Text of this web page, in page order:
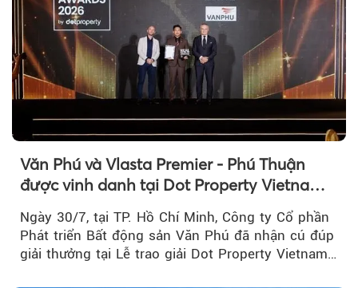
Văn Phú và Vlasta Premier - Phú Thuận
được vinh danh tại Dot Property Vietnam
Real Estate Awards 2026
Ngày 30/7, tại TP. Hồ Chí Minh, Công ty Cổ phần
Phát triển Bất động sản Văn Phú đã nhận cú đúp
giải thưởng tại Lễ trao giải Dot Property Vietnam